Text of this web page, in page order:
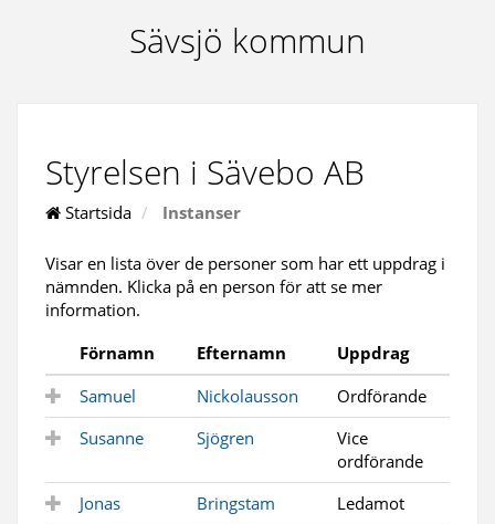
Sävsjö kommun
Styrelsen i Sävebo AB
Startsida Instanser
Visar en lista över de personer som har ett uppdrag i
nämnden. Klicka på en person för att se mer
information.
Förnamn
Efternamn
Uppdrag
Samuel
Nickolausson
Ordförande
Susanne
Sjögren
Vice
ordförande
Jonas
Bringstam
Ledamot